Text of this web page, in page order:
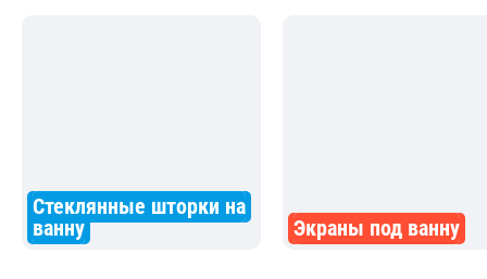
Стеклянные шторки на
ванну
Экраны под ванну